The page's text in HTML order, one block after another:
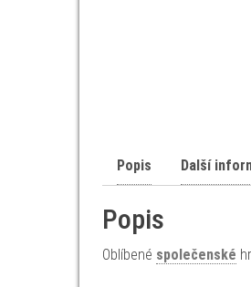
Popis Další
Popis
Oblíbené společenské